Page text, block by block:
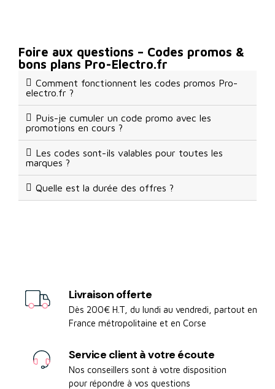
Foire aux questions – Codes promos &
bons plans Pro-Electro.fr
Comment fonctionnent les codes promos Pro-
electro.fr ?
Puis-je cumuler un code promo avec les
promotions en cours ?
Les codes sont-ils valables pour toutes les
marques ?
Quelle est la durée des offres ?
Livraison offerte
Dès 200€ H.T, du lundi au vendredi, partout en
France métropolitaine et en Corse
Service client à votre écoute
Nos conseillers sont à votre disposition
pour répondre à vos questions